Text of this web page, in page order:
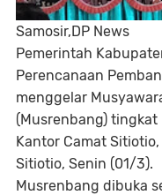
Samosir,DP News
Pemerintah
Perencanaan
menggelar
(Musrenbang)
Kantor Camat
Sitiotio, Senin (01/3).
Musrenbang dibuka